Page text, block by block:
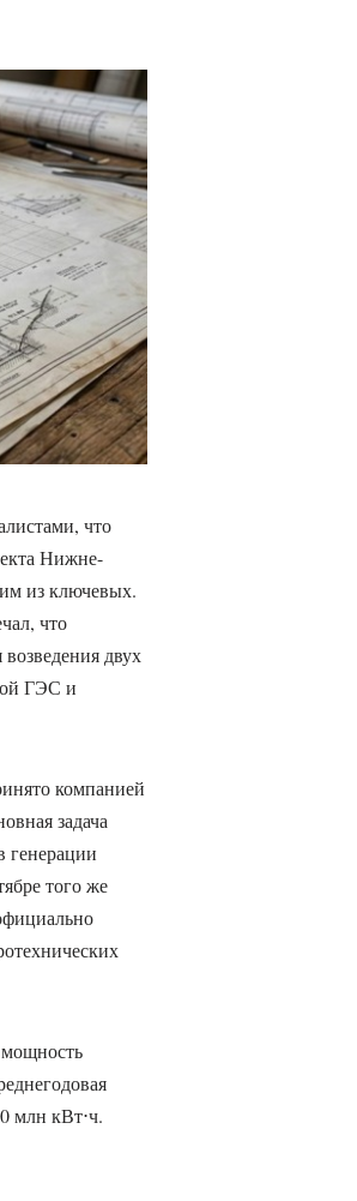
что
Нижне-
из ключевых.
что
двух
ГЭС и
компанией
задача
генерации
того же
млн кВт⋅ч.